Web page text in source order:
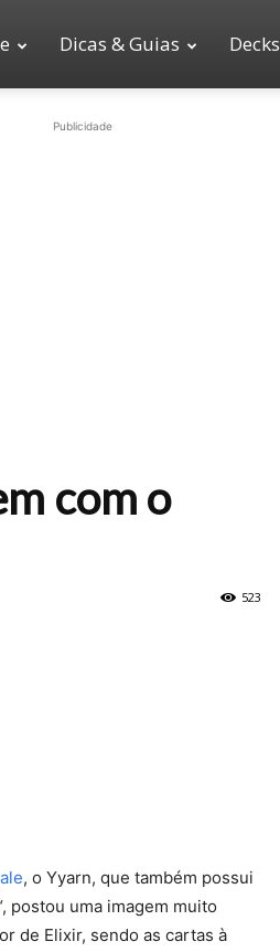
Dicas & Guias Decks
Publicidade
com o
523
, o Yyarn, que também possui
postou uma imagem muito
de Elixir, sendo as cartas à